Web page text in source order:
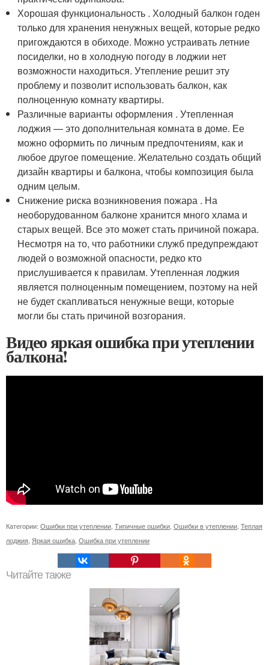
Хорошая функциональность . Холодный балкон годен
только для хранения ненужных вещей, которые редко
пригождаются в обиходе. Можно устраивать летние
посиделки, но в холодную погоду в лоджии нет
возможности находиться. Утепление решит эту
проблему и позволит использовать балкон, как
полноценную комнату квартиры.
Различные варианты оформления . Утепленная
лоджия — это дополнительная комната в доме. Ее
можно оформить по личным предпочтениям, как и
любое другое помещение. Желательно создать общий
дизайн квартиры и балкона, чтобы композиция была
одним целым.
Снижение риска возникновения пожара . На
необорудованном балконе хранится много хлама и
старых вещей. Все это может стать причиной пожара.
Несмотря на то, что работники служб предупреждают
людей о возможной опасности, редко кто
прислушивается к правилам. Утепленная лоджия
является полноценным помещением, поэтому на ней
не будет скапливаться ненужные вещи, которые
могли бы стать причиной возгорания.
Видео яркая ошибка при утеплении
балкона!
Категории: Ошибки при утеплении Типичные ошибки Ошибки в утеплении Теплая
лоджия Яркая ошибка Ошибка при утеплении
Читайте также